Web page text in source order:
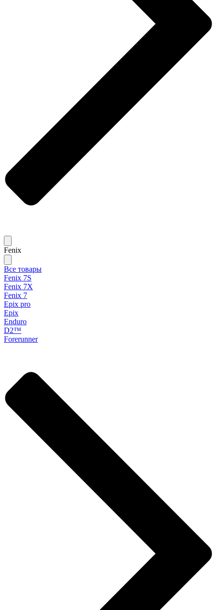
Fenix
Все товары
Fenix 7S
Fenix 7X
Fenix 7
Epix pro
Epix
Enduro
D2™
Forerunner